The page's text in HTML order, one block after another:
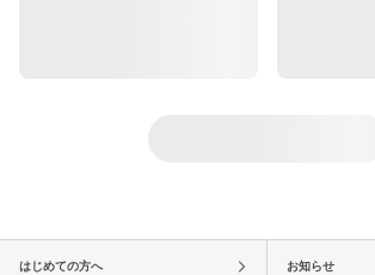
はじめての方へ お知らせ